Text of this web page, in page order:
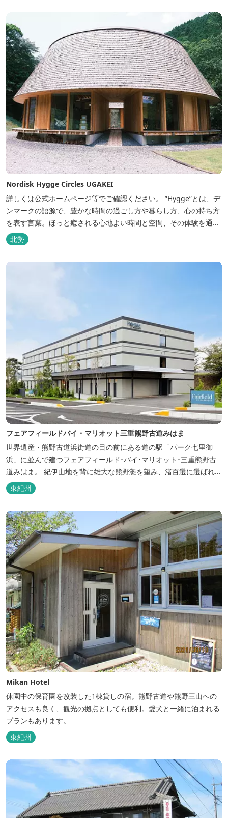
Nordisk Hygge Circles UGAKEI
詳しくは公式ホームページ等でご確認ください。 ”Hygge”とは、デ
ンマークの語源で、豊かな時間の過ごし方や暮らし方、心の持ち方
を表す言葉。ほっと癒される心地よい時間と空間、その体験を通し
て得られる幸福感のことです。 デンマーク発のアウトドアブランド
「Nordisk（ノルディスク）」と三重県いなべ市が連携して手がけ
北勢
フェアフィールドバイ・マリオット三重熊野古道みはま
世界遺産・熊野古道浜街道の目の前にある道の駅「パーク七里御
浜」に並んで建つフェアフィールド･バイ･マリオット･三重熊野古
道みはま。 紀伊山地を背に雄大な熊野灘を望み、渚百選に選ばれた
七里御浜海岸などの美しい自然が広がります。一年を通して暖かで
過ごしやすく、季節を通じて穫れる数々の品種のみかんをはじめ、
巡る旅の拠点として、当...
東紀州
Mikan Hotel
休園中の保育園を改装した1棟貸しの宿。熊野古道や熊野三山への
アクセスも良く、観光の拠点としても便利。愛犬と一緒に泊まれる
プランもあります。
東紀州